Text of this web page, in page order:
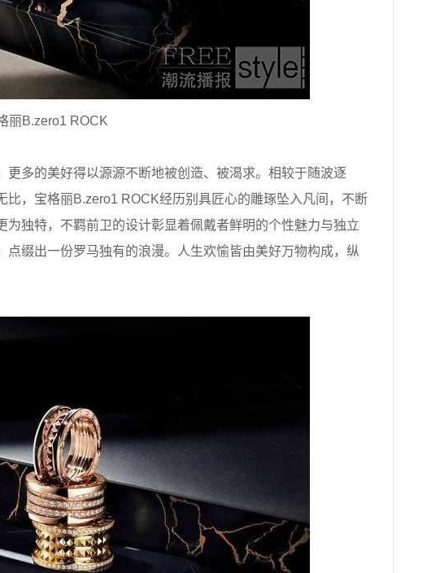
丽B.zero1 ROCK
多的美好得以源源不断地被创造、被渴求。相较于随波逐
，宝格丽B.zero1 ROCK经历别具匠心的雕琢坠入凡间，不断
独特，不羁前卫的设计彰显着佩戴者鲜明的个性魅力与独立
缀出一份罗马独有的浪漫。人生欢愉皆由美好万物构成，纵